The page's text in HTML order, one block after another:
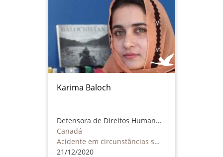
Karima Baloch
Defensora de Direitos Humanos
Canadá
Acidente em circunstâncias suspeitas
21/12/2020